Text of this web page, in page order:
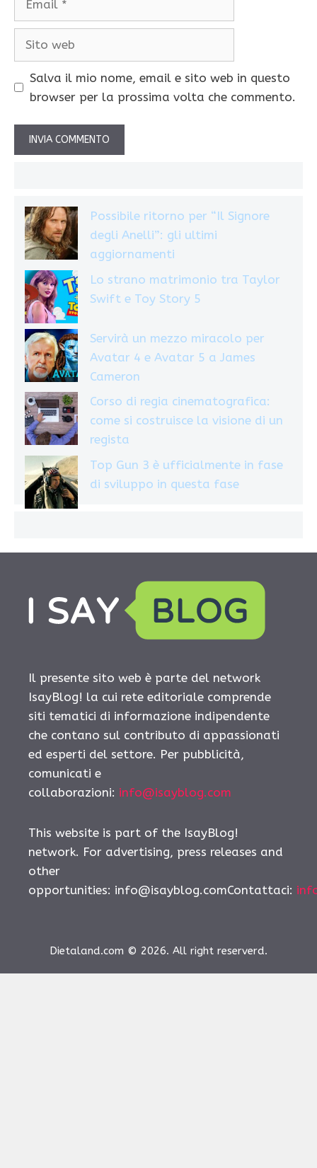
Salva il mio nome, email e sito web in questo
browser per la prossima volta che commento.
Possibile ritorno per “Il Signore
degli Anelli”: gli ultimi
aggiornamenti
Lo strano matrimonio tra Taylor
Swift e Toy Story 5
Servirà un mezzo miracolo per
Avatar 4 e Avatar 5 a James
Cameron
Corso di regia cinematografica:
come si costruisce la visione di un
regista
Top Gun 3 è ufficialmente in fase
di sviluppo in questa fase
Il presente sito web è parte del network
IsayBlog! la cui rete editoriale comprende
siti tematici di informazione indipendente
che contano sul contributo di appassionati
ed esperti del settore. Per pubblicità,
comunicati e
collaborazioni: info@isayblog.com
This website is part of the IsayBlog!
network. For advertising, press releases and
other
opportunities: info@isayblog.comContattaci:
Dietaland.com © 2026. All right reserverd.